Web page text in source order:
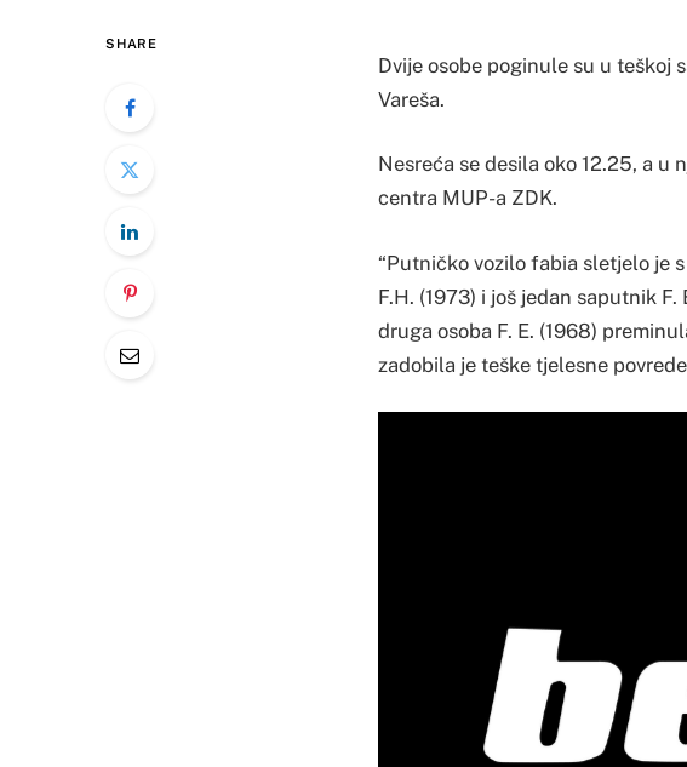
SHARE
Dvije osobe poginule su u teškoj
Vareša.
Nesreća se desila oko 12.25, a u
centra MUP-a ZDK.
“Putničko vozilo fabia sletjelo je
F.H. (1973) i još jedan saputnik
druga osoba F. E. (1968)
zadobila je teške tjelesne